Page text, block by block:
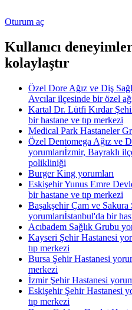
Oturum aç
Kullanıcı
kolaylaştır
Özel Dore Ağız ve Diş
Avcılar ilçesinde bir özel
Kartal Dr. Lütfi Kırdar
bir hastane ve tıp merkezi
Medical Park Hastaneler
Özel Dentomega Ağız ve
yorumlarıİzmir, Bayraklı
polikliniği
Burger King yorumları
Eskişehir Yunus Emre
bir hastane ve tıp merkezi
Başakşehir Çam ve Sakura
yorumlarıİstanbul'da bir
Acıbadem Sağlık Grubu
Kayseri Şehir Hastanesi
tıp merkezi
Bursa Şehir Hastanesi
merkezi
İzmir Şehir Hastanesi
Eskişehir Şehir Hastanesi
tıp merkezi